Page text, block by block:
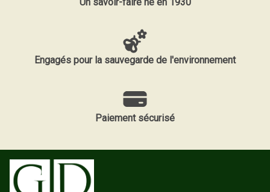
Engagés pour la sauvegarde de l'environnement
Paiement sécurisé